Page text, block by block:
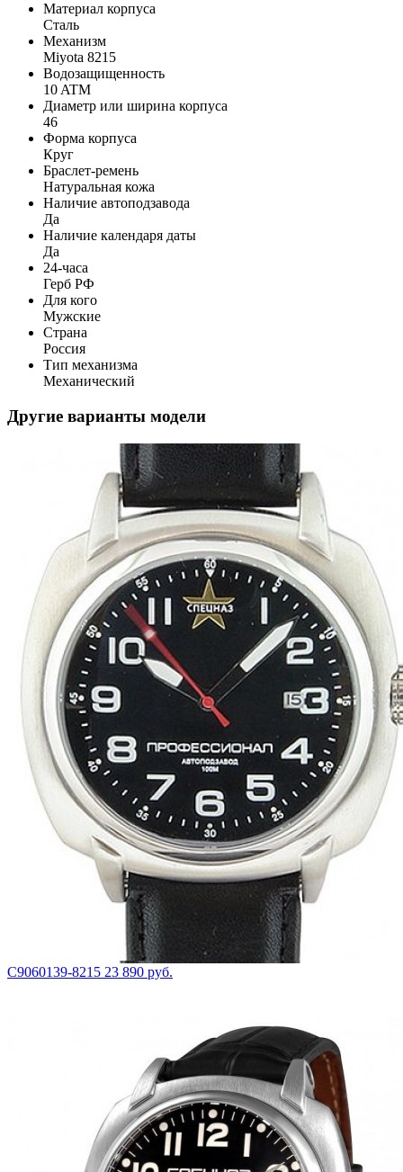
Материал корпуса
Сталь
Механизм
Miyota 8215
Водозащищенность
10 ATM
Диаметр или ширина корпуса
46
Форма корпуса
Круг
Браслет-ремень
Натуральная кожа
Наличие автоподзавода
Да
Наличие календаря даты
Да
24-часа
Герб РФ
Для кого
Мужские
Страна
Россия
Тип механизма
Механический
Другие варианты модели
С9060139-8215 23 890 руб.